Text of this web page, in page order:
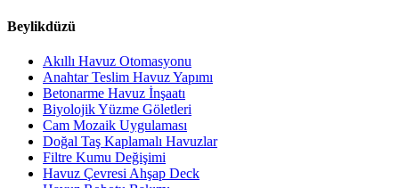
Beylikdüzü
Akıllı Havuz Otomasyonu
Anahtar Teslim Havuz Yapımı
Betonarme Havuz İnşaatı
Biyolojik Yüzme Göletleri
Cam Mozaik Uygulaması
Doğal Taş Kaplamalı Havuzlar
Filtre Kumu Değişimi
Havuz Çevresi Ahşap Deck